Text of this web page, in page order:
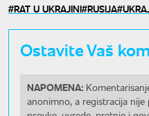
RAT U UKRAJINI RUSIJA
Ostavite Vaš
NAPOMENA:
anonimno, a registracija